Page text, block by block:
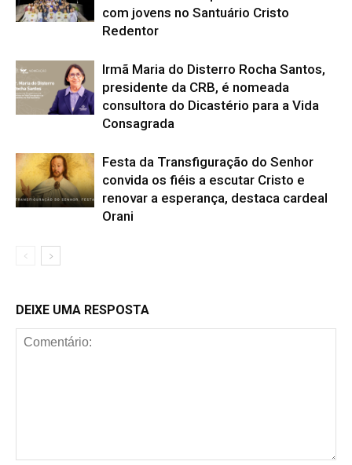
com jovens no Santuário Cristo
Redentor
Irmã Maria do Disterro Rocha Santos,
presidente da CRB, é nomeada
consultora do Dicastério para a Vida
Consagrada
Festa da Transfiguração do Senhor
convida os fiéis a escutar Cristo e
renovar a esperança, destaca cardeal
Orani
DEIXE UMA RESPOSTA